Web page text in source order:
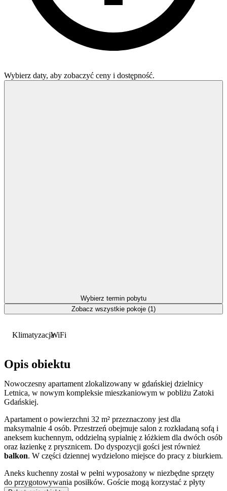
KlimatyzacjaWiFi
Opis obiektu
Nowoczesny apartament zlokalizowany w gdańskiej dzielnicy
Letnica, w nowym kompleksie mieszkaniowym w pobliżu Zatoki
Gdańskiej.
Apartament o powierzchni 32 m² przeznaczony jest dla
maksymalnie 4 osób. Przestrzeń obejmuje salon z rozkładaną sofą i
aneksem kuchennym, oddzielną sypialnię z łóżkiem dla dwóch osób
oraz łazienkę z prysznicem. Do dyspozycji gości jest również
balkon. W części dziennej wydzielono miejsce do pracy z biurkiem.
Aneks kuchenny został w pełni wyposażony w niezbędne sprzęty
do przygotowywania posiłków. Goście mogą korzystać z płyty
Wybierz daty, aby zobaczyć ceny i dostępność.
Wybierz termin pobytu
Zobacz wszystkie pokoje (1)